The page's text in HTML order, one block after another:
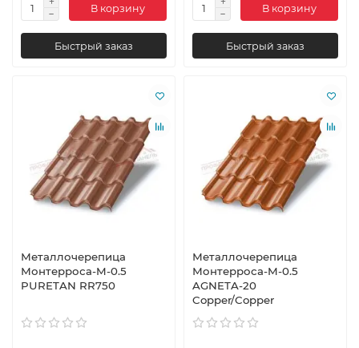
В корзину
Быстрый заказ
В корзину
Быстрый заказ
Металлочерепица
Монтерроса-M-0.5
PURETAN RR750
Металлочерепица
Монтерроса-M-0.5
AGNETA-20
Copper/Copper